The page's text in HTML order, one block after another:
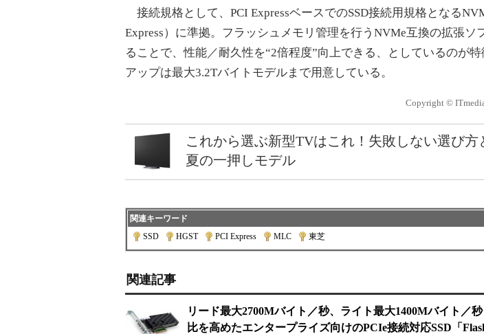
接続規格として、PCI ExpressベースでのSSD接続用規格となる
Express）に準拠。フラッシュメモリ管理を行うNVMe互換の拡張ソ
ることで、性能／耐久性を“2倍程度”向上できる、としているのが
アップは最大3.2Tバイトモデルまで用意している。
Copyright ©
これから選ぶ新型TVはこれ！失敗しない選び方
夏の一押しモデル
関連キーワード
SSD
HGST| PCI Express MLC 東芝
関連記事
リード最大2700Mバイト／秒、ライト最大1400Mバイト／
比を高めたエンタープライズ向けのPCIe接続対応SSD「